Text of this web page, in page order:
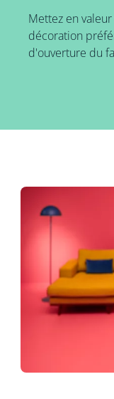
Mettez en
décoration
d'ouverture du